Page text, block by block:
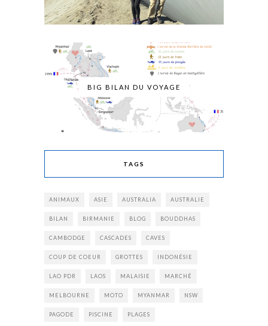
BIG BILAN DU VOYAGE
TAGS
ANIMAUX ASIE AUSTRALIA AUSTRALIE
BILAN BIRMANIE BLOG BOUDDHAS
CAMBODGE CASCADES CAVES
COUP DE COEUR GROTTES INDONÉSIE
LAO PDR LAOS MALAISIE MARCHÉ
MELBOURNE MOTO MYANMAR NSW
PAGODE PISCINE PLAGES